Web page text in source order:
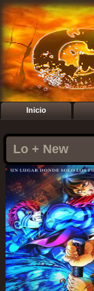
Inicio
Lo + New